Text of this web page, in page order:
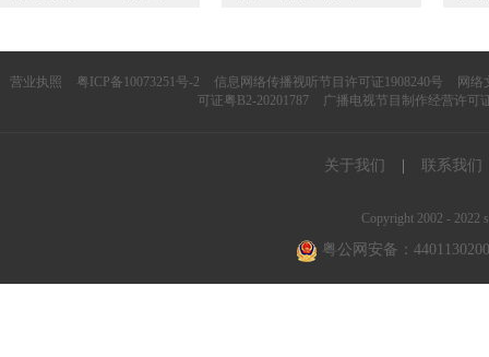
营业执照 粤ICP备10073251号-2 信息网络传播视听节目许可证1908240号
网络
可证粤B2-20201787
广播电视节目制作经营许可
关于我们 联系我们
Copyright 2002 - 2022
粤公网安备：